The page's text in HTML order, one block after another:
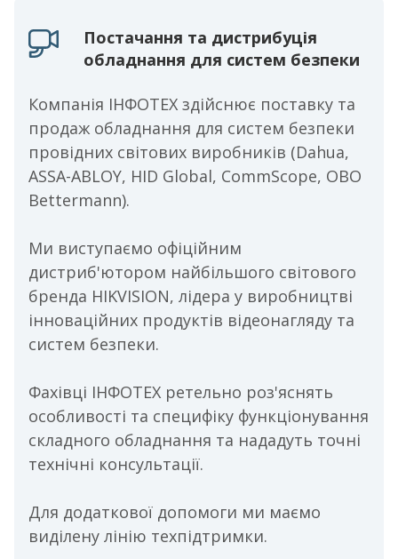
Постачання та дистрибуція
обладнання для систем безпеки
Компанія ІНФОТЕХ здійснює поставку та
продаж обладнання для систем безпеки
провідних світових виробників (Dahua,
ASSA-ABLOY, HID Global, CommScope, OBO
Bettermann).
Ми виступаємо офіційним
дистриб'ютором найбільшого світового
бренда HIKVISION, лідера у виробництві
інноваційних продуктів відеонагляду та
систем безпеки.
Фахівці ІНФОТЕХ ретельно роз'яснять
особливості та специфіку функціонування
складного обладнання та нададуть точні
технічні консультації.
Для додаткової допомоги ми маємо
виділену лінію техпідтримки.